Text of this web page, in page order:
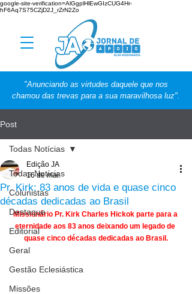
google-site-verification=AlGgplHlEwGIzCUG4Hr-
hF6Aq7S75CZjD2J_rZrN2Zo
"Anunciando as virtudes daquele que nos
chamou das trevas para a sua maravilhosa luz".
Post
Todas Notícias
Colunistas
Destaque
Editorial
Geral
Gestão Eclesiástica
Missões
Todas Notícias
Pr. Kirk: 83 anos de vida e quase cinco
décadas dedicadas ao Brasil
Edição JA
16 de mai.
Missionário Pr. Kirk Charles Hickok parte para a
eternidade aos 83 anos deixando um legado de
quase cinco décadas dedicadas ao Brasil.